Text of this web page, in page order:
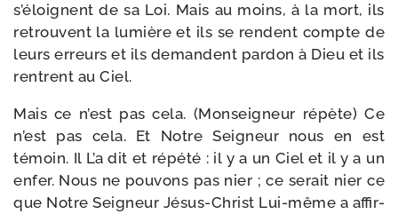
s’éloignent de sa Loi. Mais au moins, à la mort, ils
retrouvent la lumière et ils se rendent compte de
leurs erreurs et ils demandent par­don à Dieu et ils
rentrent au Ciel.
Mais ce n’est pas cela. (Monseigneur répète) Ce
n’est pas cela. Et Notre Seigneur nous en est
témoin. Il L’a dit et répé­té : il y a un Ciel et il y a un
enfer. Nous ne pou­vons pas nier ; ce serait nier ce
que Notre Seigneur Jésus-​Christ Lui-​même a affir­